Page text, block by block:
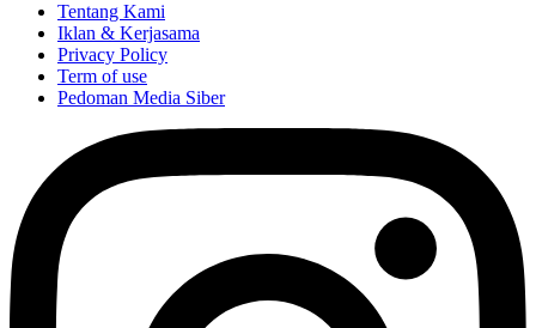
Tentang Kami
Iklan & Kerjasama
Privacy Policy
Term of use
Pedoman Media Siber